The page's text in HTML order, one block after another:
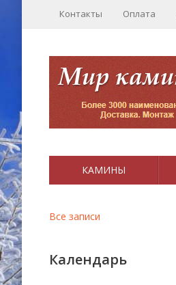
Контакты Оплата
КАМИНЫ
Все записи
Календарь